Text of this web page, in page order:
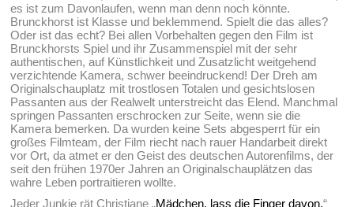
es ist zum Davonlaufen, wenn man denn noch könnte.
Brunckhorst ist Klasse und beklemmend. Spielt die das alles?
Oder ist das echt? Bei allen Vorbehalten gegen den Film ist
Brunckhorsts Spiel und ihr Zusammenspiel mit der sehr
authentischen, auf Künstlichkeit und Zusatzlicht weitgehend
verzichtende Kamera, schwer beeindruckend! Der Dreh am
Originalschauplatz mit trostlosen Totalen und gesichtslosen
Passanten aus der Realwelt unterstreicht das Elend. Manchmal
springen Passanten erschrocken zur Seite, wenn sie die
Kamera bemerken. Da wurden keine Sets abgesperrt für ein
großes Filmteam, der Film riecht nach rauer Handarbeit direkt
vor Ort, da atmet er den Geist des deutschen Autorenfilms, der
seit den frühen 1970er Jahren an Originalschauplätzen das
wahre Leben portraitieren wollte.
Jeder Junkie rät Christiane „Mädchen, lass die Finger davon.“